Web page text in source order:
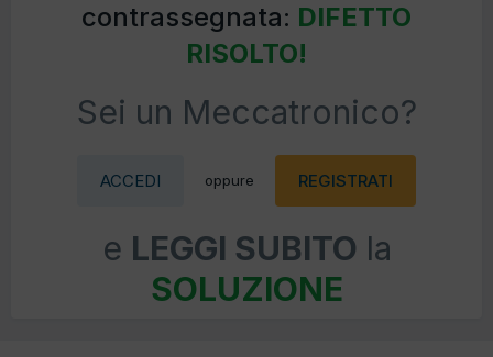
contrassegnata: DIFETTO
RISOLTO!
Sei un Meccatronico?
ACCEDI oppure REGISTRATI
e LEGGI SUBITO la
SOLUZIONE